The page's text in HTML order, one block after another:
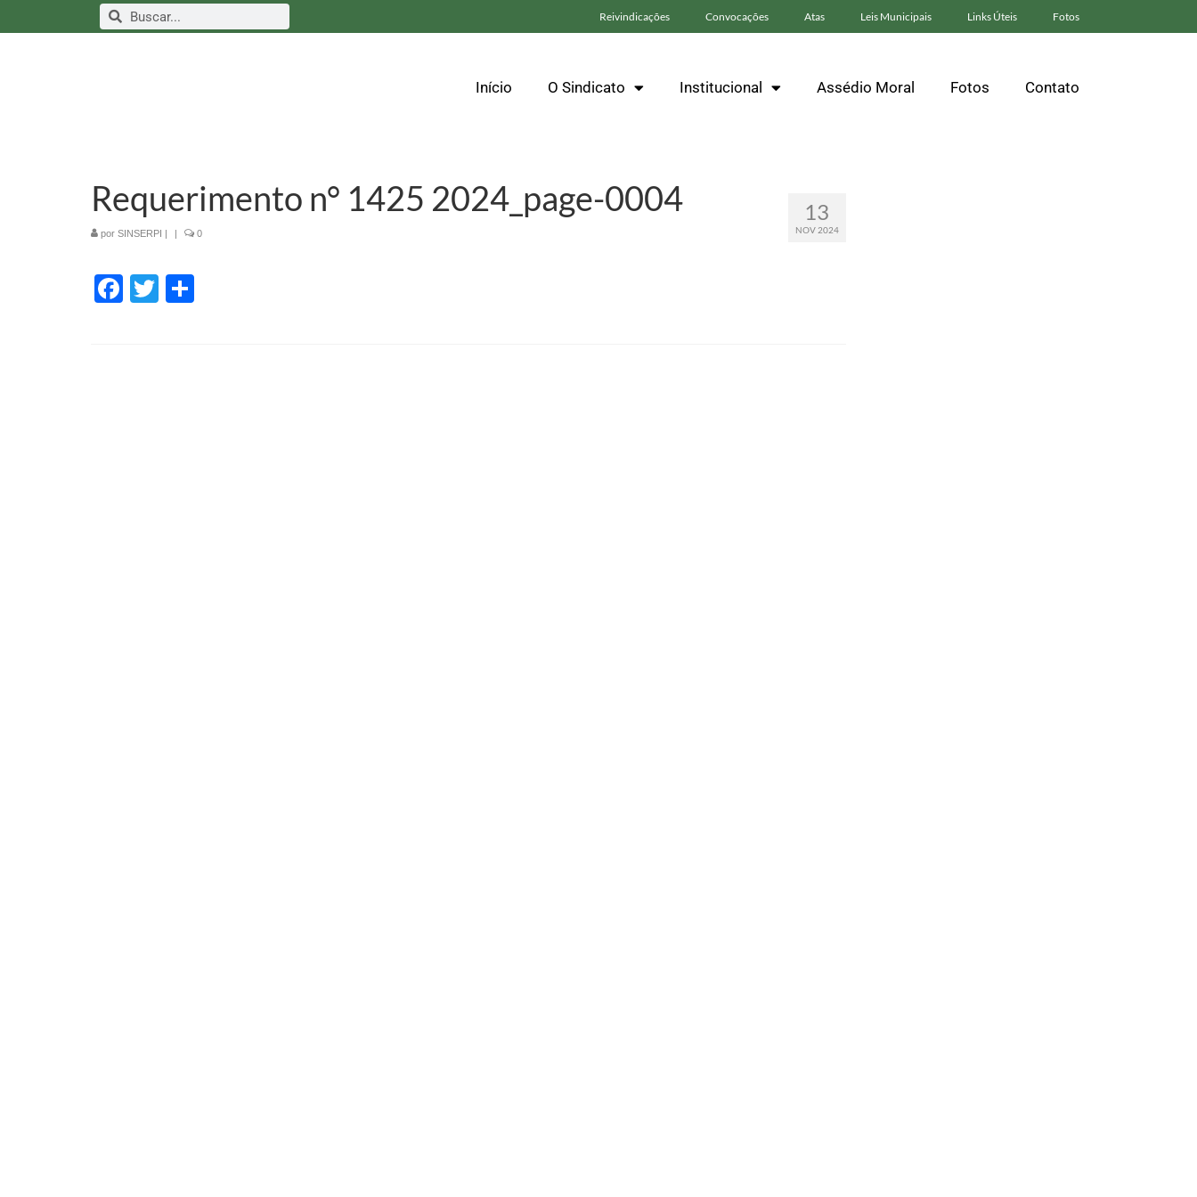
Reivindicações Convocações Atas Leis Municipais Links Úteis Fotos
Início O Sindicato Institucional Assédio Moral Fotos Contato
13
NOV 2024
Requerimento n° 1425 2024_page-0004
por SINSERPI | | 0
Facebook
Twitter